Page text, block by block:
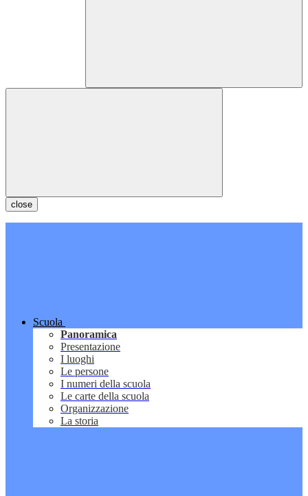
close
Scuola
Panoramica
Presentazione
I luoghi
Le persone
I numeri della scuola
Le carte della scuola
Organizzazione
La storia